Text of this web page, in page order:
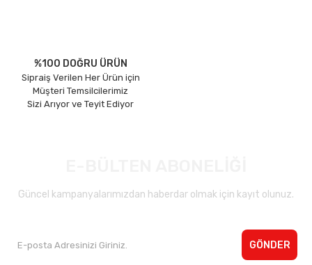
%100 DOĞRU ÜRÜN
Sipraiş Verilen Her Ürün için
Müşteri Temsilcilerimiz
Sizi Arıyor ve Teyit Ediyor
Güncel kampanyalarımızdan haberdar olmak için kayıt olunuz.
GÖNDER